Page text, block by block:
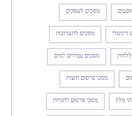
מסכים לעסקים
מסכים לתערוכות
מסכים עמידים למים
מסכי פרסום חוצות
מלון מסכי פרסום לחנויות